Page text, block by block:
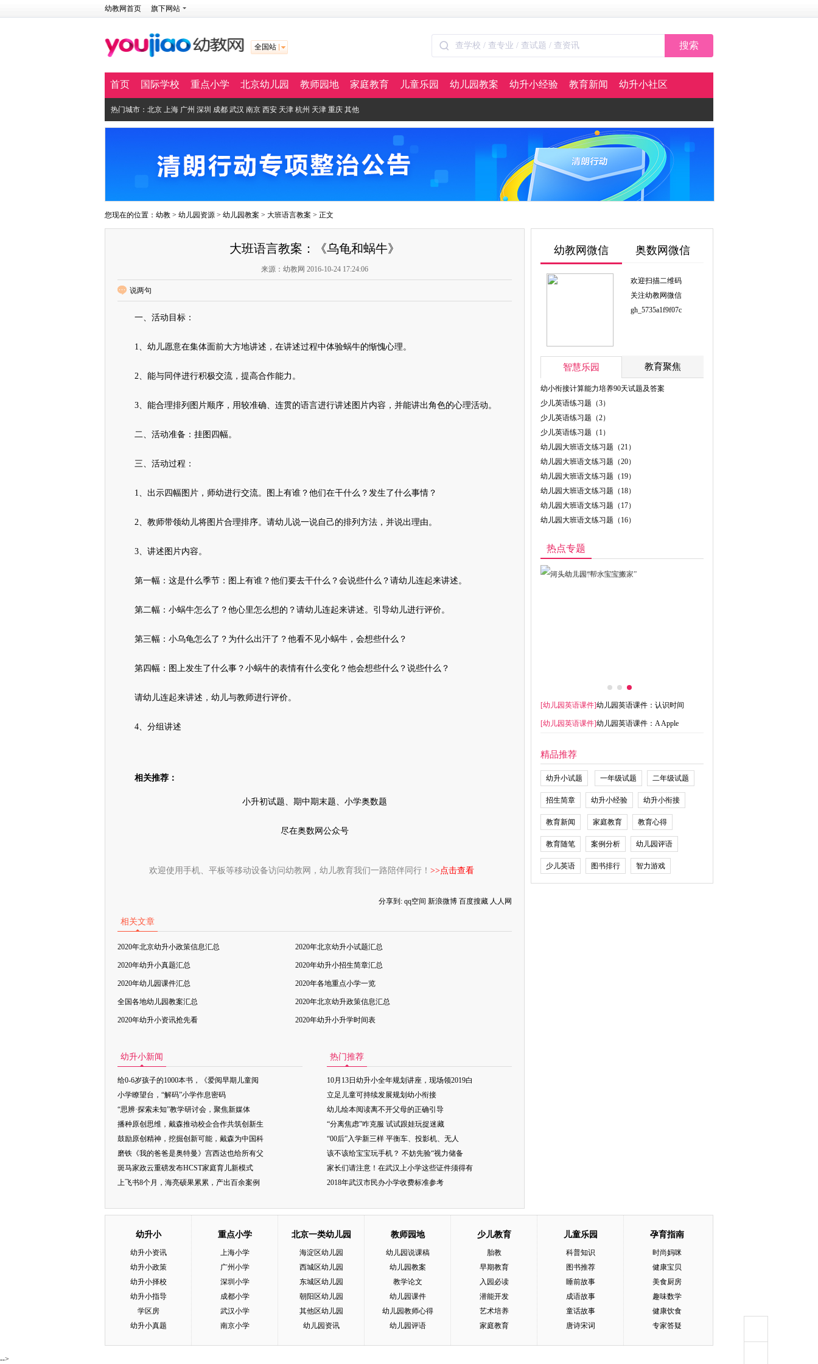
幼教网首页 旗下网站
全国站 搜索
首页 国际学校 重点小学 北京幼儿园 教师园地 家庭教育 儿童乐园 幼儿园教案 幼升小经验 教育新闻 幼升小社区
热门城市： 北京 上海 广州 深圳 成都 武汉 南京 西安 天津 杭州 天津 重庆 其他
您现在的位置： 幼教 > 幼儿园资源 > 幼儿园教案 > 大班语言教案 > 正文
大班语言教案：《乌龟和蜗牛》
来源：幼教网 2016-10-24 17:24:06
说两句
一、活动目标：
1、幼儿愿意在集体面前大方地讲述，在讲述过程中体验蜗牛的惭愧心理。
2、能与同伴进行积极交流，提高合作能力。
3、能合理排列图片顺序，用较准确、连贯的语言进行讲述图片内容，并能讲出角色的心理活动。
二、活动准备：挂图四幅。
三、活动过程：
1、出示四幅图片，师幼进行交流。图上有谁？他们在干什么？发生了什么事情？
2、教师带领幼儿将图片合理排序。请幼儿说一说自己的排列方法，并说出理由。
3、讲述图片内容。
第一幅：这是什么季节：图上有谁？他们要去干什么？会说些什么？请幼儿连起来讲述。
第二幅：小蜗牛怎么了？他心里怎么想的？请幼儿连起来讲述。引导幼儿进行评价。
第三幅：小乌龟怎么了？为什么出汗了？他看不见小蜗牛，会想些什么？
第四幅：图上发生了什么事？小蜗牛的表情有什么变化？他会想些什么？说些什么？
请幼儿连起来讲述，幼儿与教师进行评价。
4、分组讲述
相关推荐：
小升初试题、期中期末题、小学奥数题
尽在奥数网公众号
欢迎使用手机、平板等移动设备访问幼教网，幼儿教育我们一路陪伴同行！ >>点击查看
分享到: qq空间 新浪微博 百度搜藏 人人网
相关文章
2020年北京幼升小政策信息汇总 2020年北京幼升小试题汇总
2020年幼升小真题汇总 2020年幼升小招生简章汇总
2020年幼儿园课件汇总 2020年各地重点小学一览
全国各地幼儿园教案汇总 2020年北京幼升政策信息汇总
2020年幼升小资讯抢先看 2020年幼升小升学时间表
幼升小新闻
给0-6岁孩子的1000本书，《爱阅早期儿童阅
小学瞭望台，“解码”小学作息密码
“思辨·探索未知”教学研讨会，聚焦新媒体
播种原创思维，戴森推动校企合作共筑创新生
鼓励原创精神，挖掘创新可能，戴森为中国科
磨铁《我的爸爸是奥特曼》宫西达也给所有父
斑马家政云重磅发布HCST家庭育儿新模式
上飞书8个月，海亮硕果累累，产出百余案例
热门推荐
10月13日幼升小全年规划讲座，现场领2019白
立足儿童可持续发展规划幼小衔接
幼儿绘本阅读离不开父母的正确引导
“分离焦虑”咋克服 试试跟娃玩捉迷藏
“00后”入学新三样 平衡车、投影机、无人
该不该给宝宝玩手机？ 不妨先验“视力储备
家长们请注意！在武汉上小学这些证件须得有
2018年武汉市民办小学收费标准参考
幼教网微信 奥数网微信
欢迎扫描二维码
关注幼教网微信
gh_5735a1f9f07c
智慧乐园 教育聚焦
幼小衔接计算能力培养90天试题及答案
少儿英语练习题（3）
少儿英语练习题（2）
少儿英语练习题（1）
幼儿园大班语文练习题（21）
幼儿园大班语文练习题（20）
幼儿园大班语文练习题（19）
幼儿园大班语文练习题（18）
幼儿园大班语文练习题（17）
幼儿园大班语文练习题（16）
热点专题
[幼儿园英语课件]幼儿园英语课件：认识时间
[幼儿园英语课件]幼儿园英语课件：A Apple
精品推荐
幼升小试题 一年级试题 二年级试题
招生简章 幼升小经验 幼升小衔接
教育新闻 家庭教育 教育心得
教育随笔 案例分析 幼儿园评语
少儿英语 图书排行 智力游戏
幼升小
幼升小资讯
幼升小政策
幼升小择校
幼升小指导
学区房
幼升小真题
重点小学
上海小学
广州小学
深圳小学
成都小学
武汉小学
南京小学
北京一类幼儿园
海淀区幼儿园
西城区幼儿园
东城区幼儿园
朝阳区幼儿园
其他区幼儿园
幼儿园资讯
教师园地
幼儿园说课稿
幼儿园教案
教学论文
幼儿园课件
幼儿园教师心得
幼儿园评语
少儿教育
胎教
早期教育
入园必读
潜能开发
艺术培养
家庭教育
儿童乐园
科普知识
图书推荐
睡前故事
成语故事
童话故事
唐诗宋词
孕育指南
时尚妈咪
健康宝贝
美食厨房
趣味数学
健康饮食
专家答疑
-->